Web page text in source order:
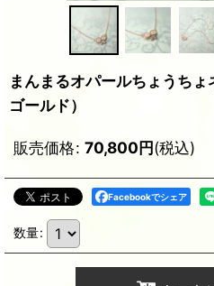
まんまるオパールちょうち
ゴールド）
販売価格: 70,800円(税込)
Facebookでシェア
数量: